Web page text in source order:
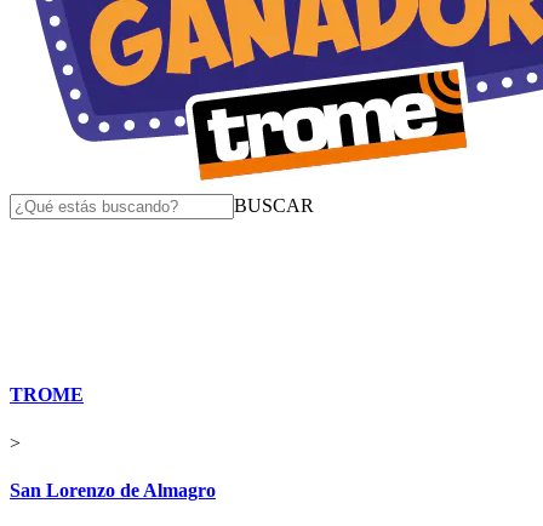
BUSCAR
TROME
>
San Lorenzo de Almagro